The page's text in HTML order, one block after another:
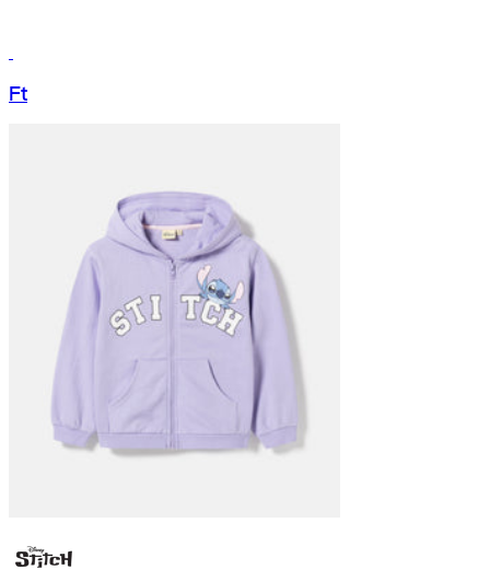
Ft